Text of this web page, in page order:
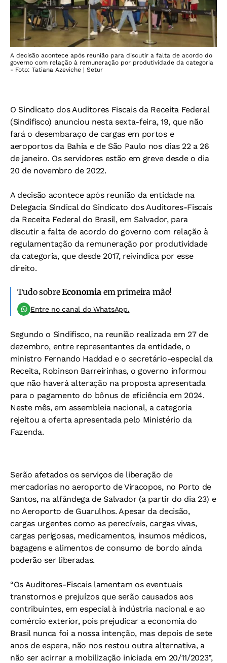
A decisão acontece após reunião para discutir a falta de acordo do
governo com relação à remuneração por produtividade da categoria
- Foto: Tatiana Azeviche | Setur
O Sindicato dos Auditores Fiscais da Receita Federal
(Sindifisco) anunciou nesta sexta-feira, 19, que não
fará o desembaraço de cargas em portos e
aeroportos da Bahia e de São Paulo nos dias 22 a 26
de janeiro. Os servidores estão em greve desde o dia
20 de novembro de 2022.
A decisão acontece após reunião da entidade na
Delegacia Sindical do Sindicato dos Auditores-Fiscais
da Receita Federal do Brasil, em Salvador, para
discutir a falta de acordo do governo com relação à
regulamentação da remuneração por produtividade
da categoria, que desde 2017, reivindica por esse
direito.
Tudo sobreEconomiaem primeira mão!
Entre no canal do WhatsApp.
Segundo o Sindifisco, na reunião realizada em 27 de
dezembro, entre representantes da entidade, o
ministro Fernando Haddad e o secretário-especial da
Receita, Robinson Barreirinhas, o governo informou
que não haverá alteração na proposta apresentada
para o pagamento do bônus de eficiência em 2024.
Neste mês, em assembleia nacional, a categoria
rejeitou a oferta apresentada pelo Ministério da
Fazenda.
Serão afetados os serviços de liberação de
mercadorias no aeroporto de Viracopos, no Porto de
Santos, na alfândega de Salvador (a partir do dia 23) e
no Aeroporto de Guarulhos. Apesar da decisão,
cargas urgentes como as perecíveis, cargas vivas,
cargas perigosas, medicamentos, insumos médicos,
bagagens e alimentos de consumo de bordo ainda
poderão ser liberadas.
“Os Auditores-Fiscais lamentam os eventuais
transtornos e prejuízos que serão causados aos
contribuintes, em especial à indústria nacional e ao
comércio exterior, pois prejudicar a economia do
Brasil nunca foi a nossa intenção, mas depois de sete
anos de espera, não nos restou outra alternativa, a
não ser acirrar a mobilização iniciada em 20/11/2023”,